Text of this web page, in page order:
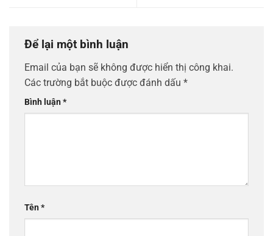
Để lại một bình luận
Email của bạn sẽ không được hiển thị công khai.
Các trường bắt buộc được đánh dấu *
Bình luận*
Tên*